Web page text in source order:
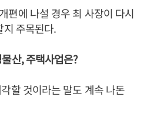
편에 나설 경우 최 사장이 다시
지 주목된다.
산, 주택사업은?
할 것이라는 말도 계속 나돈